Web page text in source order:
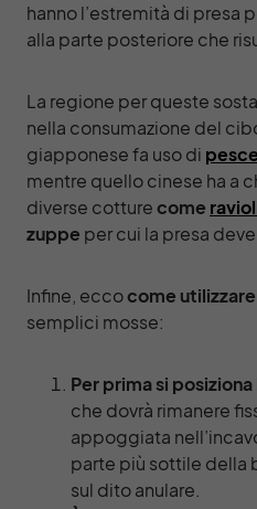
hanno l’estremità di presa
alla parte posteriore che
La regione per queste
nella consumazione del
giapponese fa uso di
mentre quello cinese ha a
diverse cotturecome
zuppe per cui la presa
Infine, eccocome
semplici mosse:
Per prima si
che dovrà rimanere
appoggiata
parte più sottile della
sul dito anulare.